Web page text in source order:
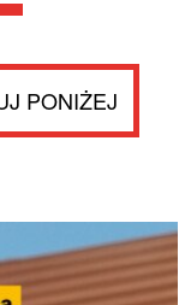
PONIŻEJ